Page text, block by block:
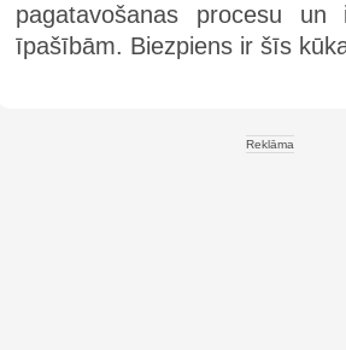
pagatavošanas procesu un
īpašībām. Biezpiens ir šīs
Reklāma